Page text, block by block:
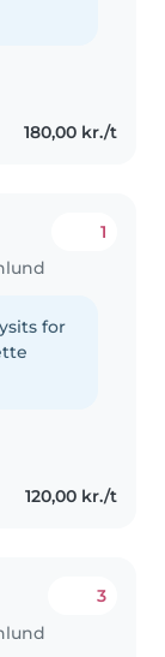
180,00 kr./t
1
for
120,00 kr./t
3